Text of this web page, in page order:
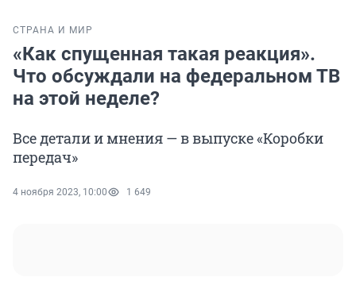
СТРАНА И МИР
«Как спущенная такая реакция».
Что обсуждали на федеральном ТВ
на этой неделе?
Все детали и мнения — в выпуске «Коробки
передач»
4 ноября 2023, 10:00 1 649